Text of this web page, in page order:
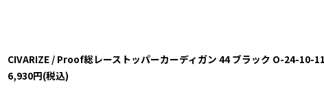
CIVARIZE / Proof総レーストッパーカーディガン 44 ブラック O-24-
6,930円(税込)